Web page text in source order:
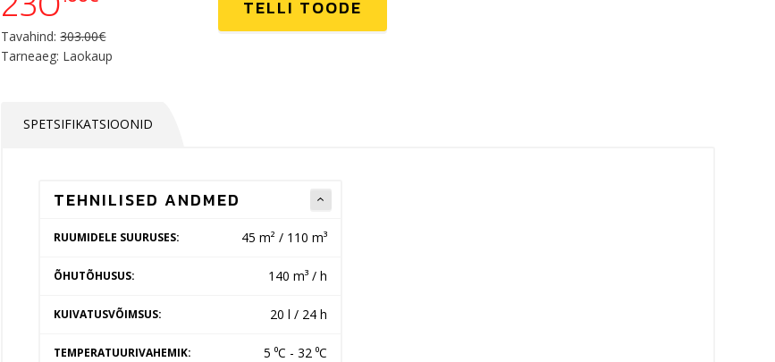
TELLI TOODE
Tavahind:303.00€
Tarneaeg: Laokaup
SPETSIFIKATSIOONID
TEHNILISED ANDMED
RUUMIDELE SUURUSES: 45 m² / 110 m³
ÕHUTÕHUSUS: 140 m³ / h
KUIVATUSVÕIMSUS: 20 l / 24 h
TEMPERATUURIVAHEMIK: 5 ⁰C - 32 ⁰C